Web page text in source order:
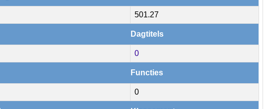
501.27
Dagtitels
0
Functies
0